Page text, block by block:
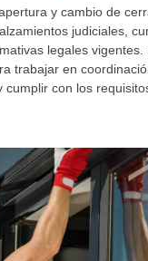
y cambio de
judiciales,
legales vigentes.
trabajar en
cumplir con los